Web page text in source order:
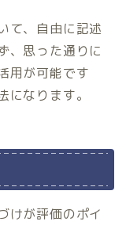
て、自由に記述
、思った通りに
用が可能です
なります。
けが評価のポイ